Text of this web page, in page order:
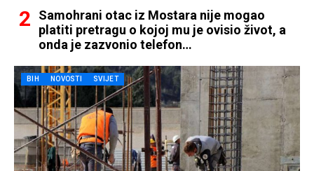
Samohrani otac iz Mostara nije mogao
platiti pretragu o kojoj mu je ovisio život, a
onda je zazvonio telefon…
BIH NOVOSTI SVIJET